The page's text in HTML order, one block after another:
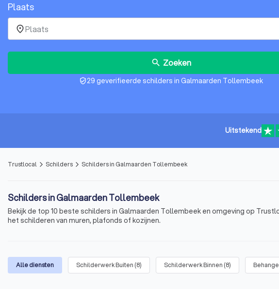
Plaats
place
search Zoeken
verified_user29 geverifieerde schilders in Galmaarden Tollembeek
Uitstekend
Trustlocal arrow_forward_ios Schilders arrow_forward_ios Schilders in Galmaarden Tollembeek
Schilders in Galmaarden Tollembeek
Bekijk de top 10 beste schilders in Galmaarden Tollembeek en omgeving op
het schilderen van muren, plafonds of kozijnen.
Alle diensten Schilderwerk Buiten (8) Schilderwerk Binnen (8)